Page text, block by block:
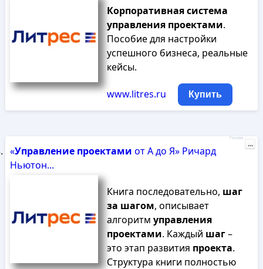
Корпоративнаясистема
управления проектами.
Пособие для настройки
успешного бизнеса, реальные
кейсы.
www.litres.ru Купить
«Управление проектами от А до Я» Ричард
Ньютон...
Книга последовательно, шаг
за шагом, описывает
алгоритм управления
проектами. Каждый шаг–
это этап развития проекта.
Структура книги полностью
Реклама
...